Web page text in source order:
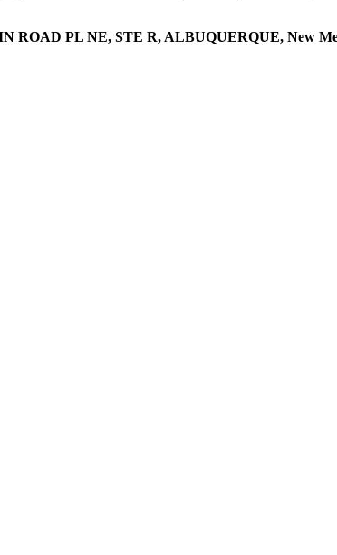
ROAD PL NE, STE R, ALBUQUERQUE, New